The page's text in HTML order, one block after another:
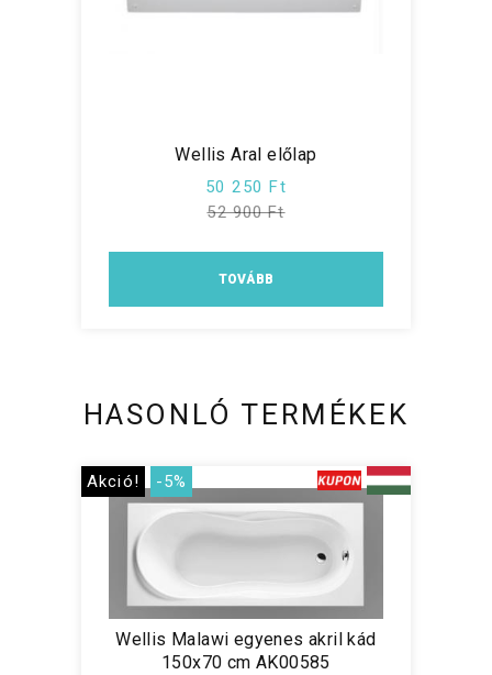
Wellis Aral előlap
50 250 Ft
52 900 Ft
TOVÁBB
HASONLÓ TERMÉKEK
Akció! -5%
Wellis Malawi egyenes akril kád
150x70 cm AK00585